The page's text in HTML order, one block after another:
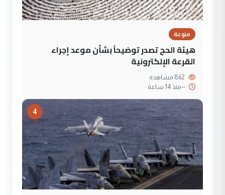
منوعة
هيئة الحج تصدر توضيحاً بشأن موعد إجراء
القرعة الإلكترونية
--منذ 14 ساعة
4